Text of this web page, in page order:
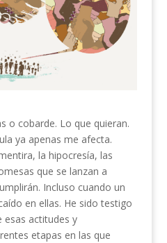
o cobarde. Lo que quieran.
ya apenas me afecta.
la hipocresía, las
que se lanzan a
Incluso cuando un
en ellas. He sido testigo
esas actitudes y
etapas en las que